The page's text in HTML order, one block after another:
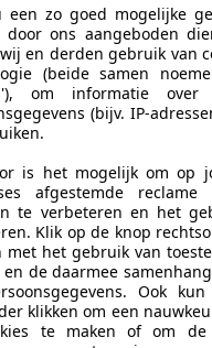
velgen
heerlijk.
dak werkt super
goed als nieuwe
inruil mogelijk.
informatie kunt u
een zo goed mogelijke
door ons aangeboden
en derden gebruik van
(beide samen
om informatie
(bijv. IP-
is het mogelijk om op
afgestemde
te verbeteren en het
Klik op de knop
met het gebruik van
en de daarmee
Ook
klikken om een
te maken of om de